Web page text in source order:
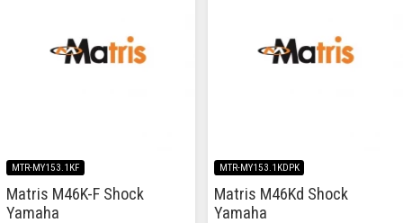
MTR-MY153.1KF
Matris M46K-F Shock
Yamaha
MTR-MY153.1KDPK
Matris M46Kd Shock
Yamaha